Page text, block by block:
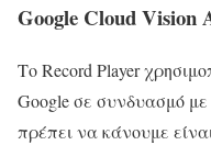
Google Cloud Vision
Το Record Player
Google σε συνδυασμό
πρέπει να κάνουμε